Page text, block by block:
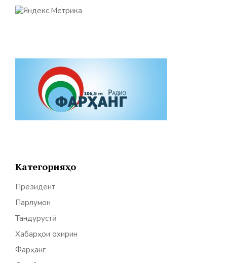
Категорияҳо
Президент
Парлумон
Тандурустӣ
Хабарҳои охирин
Фарҳанг